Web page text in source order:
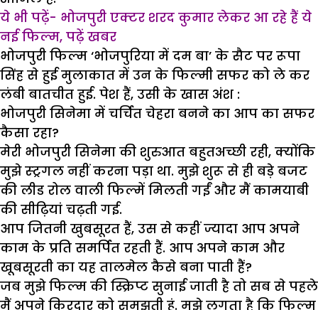
ये भी पढ़ें- भोजपुरी एक्टर शरद कुमार लेकर आ रहे हैं ये
नई फिल्म, पढ़ें खबर
भोजपुरी फिल्म ‘भोजपुरिया में दम बा’ के सैट पर रूपा
सिंह से हुई मुलाकात में उन के फिल्मी सफर को ले कर
लंबी बातचीत हुई. पेश हैं, उसी के खास अंश :
भोजपुरी सिनेमा में चर्चित चेहरा बनने का आप का सफर
कैसा रहा?
मेरी भोजपुरी सिनेमा की शुरुआत बहुतअच्छी रही, क्योंकि
मुझे स्ट्रगल नहीं करना पड़ा था. मुझे शुरू से ही बड़े बजट
की लीड रोल वाली फिल्में मिलती गईं और मैं कामयाबी
की सीढ़ियां चढ़ती गई.
आप जितनी खुबसूरत हैं, उस से कहीं ज्यादा आप अपने
काम के प्रति समर्पित रहती हैं. आप अपने काम और
खूबसूरती का यह तालमेल कैसे बना पाती हैं?
जब मुझे फिल्म की स्क्रिप्ट सुनाई जाती है तो सब से पहले
मैं अपने किरदार को समझती हूं. मुझे लगता है कि फिल्म